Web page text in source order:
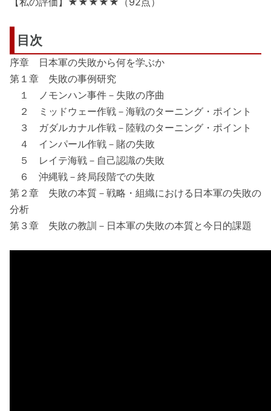
目次
序章 日本軍の失敗から何を学ぶか
第１章 失敗の事例研究
１ ノモンハン事件－失敗の序曲
２ ミッドウェー作戦－海戦のターニング・ポイント
３ ガダルカナル作戦－陸戦のターニング・ポイント
４ インパール作戦－賭の失敗
５ レイテ海戦－自己認識の失敗
６ 沖縄戦－終局段階での失敗
第２章 失敗の本質－戦略・組織における日本軍の失敗の
分析
第３章 失敗の教訓－日本軍の失敗の本質と今日的課題